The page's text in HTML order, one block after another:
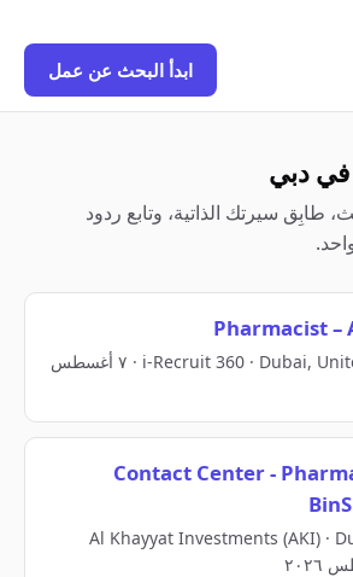
ابدأ البحث عن عمل
دبي
طابِق سيرتك الذاتية، وتابع ردود
Pharmacist –
i-Recruit 360 · Dubai, United Arab Emirates · ٧ أغسطس
Contact Center -
Al Khayyat Investments (AKI) ·